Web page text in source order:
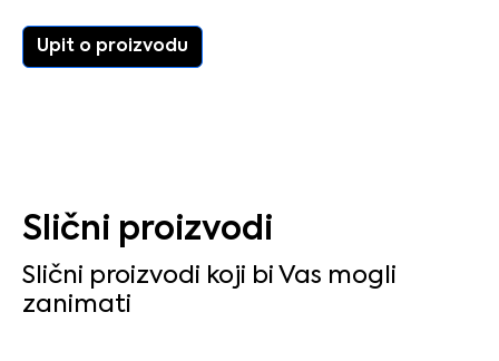
Upit o proizvodu
Slični proizvodi
Slični proizvodi koji bi Vas mogli
zanimati